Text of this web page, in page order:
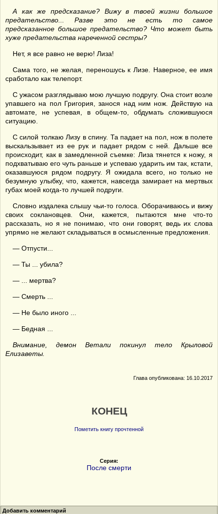
А как же предсказание? Вижу в твоей жизни большое
предательство... Разве это не есть то самое
предсказанное большое предательство? Что может быть
хуже предательства нареченной сестры?
Нет, я все равно не верю! Лиза!
Сама того, не желая, переношусь к Лизе. Наверное, ее имя
сработало как телепорт.
С ужасом разглядываю мою лучшую подругу. Она стоит возле
упавшего на пол Григория, занося над ним нож. Действую на
автомате, не успевая, в общем-то, обдумать сложившуюся
ситуацию.
С силой толкаю Лизу в спину. Та падает на пол, нож в полете
выскальзывает из ее рук и падает рядом с ней. Дальше все
происходит, как в замедленной съемке: Лиза тянется к ножу, я
подхватываю его чуть раньше и успеваю ударить им так, кстати,
оказавшуюся рядом подругу. Я ожидала всего, но только не
безумную улыбку, что, кажется, навсегда замирает на мертвых
губах моей когда-то лучшей подруги.
Словно издалека слышу чьи-то голоса. Оборачиваюсь и вижу
своих соклановцев. Они, кажется, пытаются мне что-то
рассказать, но я не понимаю, что они говорят, ведь их слова
упрямо не желают складываться в осмысленные предложения.
— Отпусти...
— Ты ... убила?
— ... мертва?
— Смерть ...
— Не было иного ...
— Бедная ...
Внимание, демон Ветали покинул тело Крыловой
Елизаветы.
Глава опубликована: 16.10.2017
КОНЕЦ
Пометить книгу прочтенной
Серия:
После смерти
Добавить комментарий